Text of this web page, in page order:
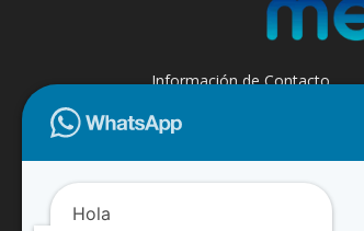
Información de Contacto
+595 985 947508 - +595 984
Hola